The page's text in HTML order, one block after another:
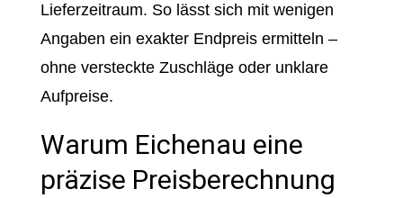
Lieferzeitraum. So lässt sich mit wenigen
Angaben ein exakter Endpreis ermitteln –
ohne versteckte Zuschläge oder unklare
Aufpreise.
Warum Eichenau eine
präzise Preisberechnung